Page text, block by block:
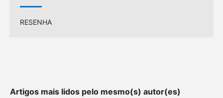
RESENHA
Artigos mais lidos pelo mesmo(s) autor(es)